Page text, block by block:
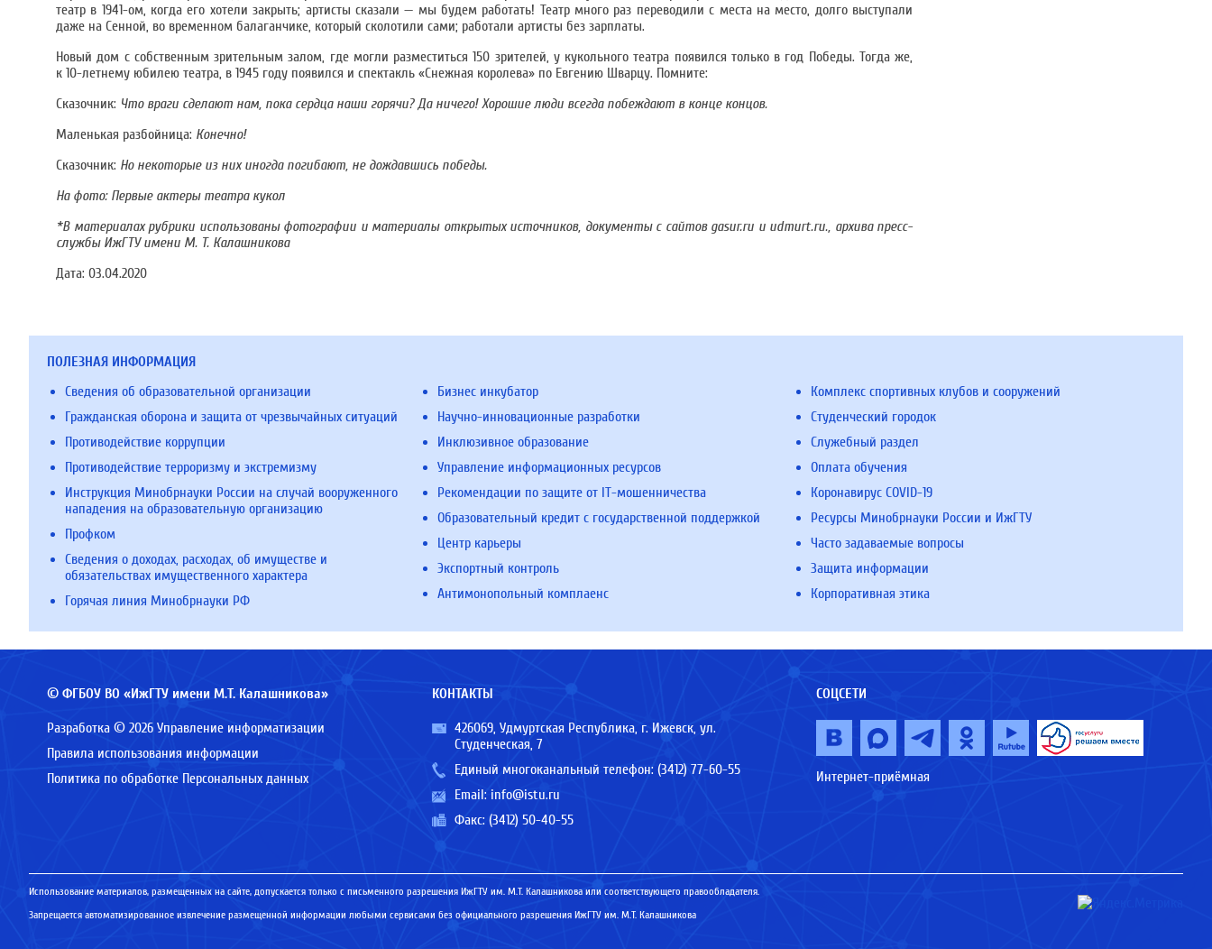
театр в 1941-ом, когда его хотели закрыть; артисты сказали — мы будем работать! Театр много раз переводили с места на место, долго выступали
даже на Сенной, во временном балаганчике, который сколотили сами; работали артисты без зарплаты.
Новый дом с собственным зрительным залом, где могли разместиться 150 зрителей, у кукольного театра появился только в год Победы. Тогда же,
к 10-летнему юбилею театра, в 1945 году появился и спектакль «Снежная королева» по Евгению Шварцу. Помните:
Сказочник: Что враги сделают нам, пока сердца наши горячи? Да ничего! Хорошие люди всегда побеждают в конце концов.
Маленькая разбойница: Конечно!
Сказочник: Но некоторые из них иногда погибают, не дождавшись победы.
На фото: Первые актеры театра кукол
*В материалах рубрики использованы фотографии и материалы открытых источников, документы с сайтов gasur.ru и udmurt.ru., архива пресс-
службы ИжГТУ имени М. Т. Калашникова
Дата: 03.04.2020
ПОЛЕЗНАЯ ИНФОРМАЦИЯ
Сведения об образовательной организации
Гражданская оборона и защита от чрезвычайных ситуаций
Противодействие коррупции
Противодействие терроризму и экстремизму
Инструкция Минобрнауки России на случай вооруженного
нападения на образовательную организацию
Профком
Сведения о доходах, расходах, об имуществе и
обязательствах имущественного характера
Горячая линия Минобрнауки РФ
Бизнес инкубатор
Научно-инновационные разработки
Инклюзивное образование
Управление информационных ресурсов
Рекомендации по защите от IT-мошенничества
Образовательный кредит с государственной поддержкой
Центр карьеры
Экспортный контроль
Антимонопольный комплаенс
Комплекс спортивных клубов и сооружений
Студенческий городок
Служебный раздел
Оплата обучения
Коронавирус COVID-19
Ресурсы Минобрнауки России и ИжГТУ
Часто задаваемые вопросы
Защита информации
Корпоративная этика
© ФГБОУ ВО «ИжГТУ имени М.Т. Калашникова»
Разработка © 2026 Управление информатизации
Правила использования информации
Политика по обработке Персональных данных
КОНТАКТЫ
426069, Удмуртская Республика, г. Ижевск, ул.
Студенческая, 7
Единый многоканальный телефон: (3412) 77-60-55
Email: info@istu.ru
Факс: (3412) 50-40-55
СОЦСЕТИ
Интернет-приёмная
Использование материалов, размещенных на сайте, допускается только с письменного разрешения ИжГТУ им. М.Т. Калашникова или соответствующего правообладателя.
Запрещается автоматизированное извлечение размещенной информации любыми сервисами без официального разрешения ИжГТУ им. М.Т. Калашникова